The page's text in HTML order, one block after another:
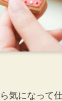
気になって